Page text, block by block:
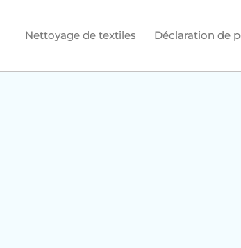
Nettoyage de textiles Déclaration de